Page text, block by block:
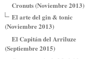
Cronuts (Noviembre 2013)
El arte del gin & tonic
(Noviembre 2013)
El Capitán del Arriluze
(Septiembre 2015)